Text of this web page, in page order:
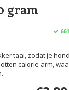
gram
taai, zodat je
calorie-arm,